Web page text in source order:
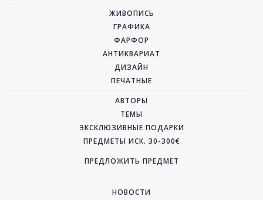
ЖИВОПИСЬ
ГРАФИКА
ФАРФОР
АНТИКВАРИАТ
ДИЗАЙН
ПЕЧАТНЫЕ
АВТОРЫ
ТЕМЫ
ЭКСКЛЮЗИВНЫЕ ПОДАРКИ
ПРЕДМЕТЫ ИСК. 30-300€
ПРЕДЛОЖИТЬ ПРЕДМЕТ
НОВОСТИ